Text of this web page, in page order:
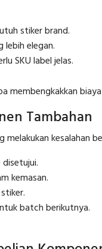
stiker brand.
lebih elegan.
SKU label jelas.
membengkakkan
Tambahan
melakukan kesalahan
kemasan.
batch berikutnya.